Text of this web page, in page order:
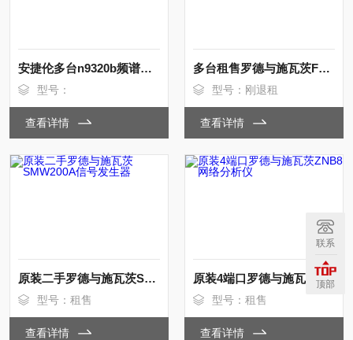
安捷伦多台n9320b频谱分析仪
型号：
查看详情
多台租售罗德与施瓦茨FSV30频谱分析仪
型号：刚退租
查看详情
原装二手罗德与施瓦茨SMW200A信号发生器
型号：租售
查看详情
原装4端口罗德与施瓦茨ZNB8网络分析仪
型号：租售
查看详情
联系
顶部